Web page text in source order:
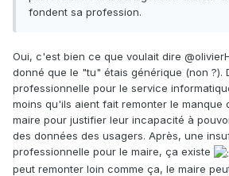
fondent sa profession.
Oui, c'est bien ce que voulait dire
donné que le "tu" étais générique (non ?).
professionnelle pour le service
moins qu'ils aient fait remonter le manque
maire pour justifier leur incapacité à
des données des usagers. Après, une
professionnelle pour le maire, ça existe
peut remonter loin comme ça, le maire